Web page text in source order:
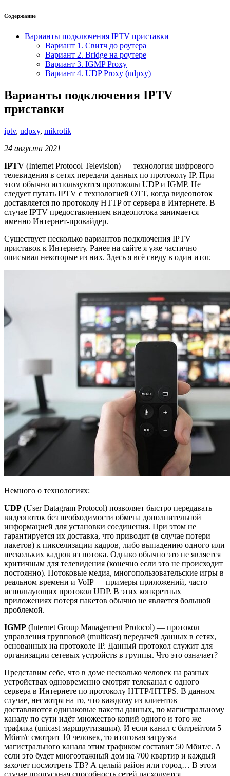
Содержание
Варианты подключения IPTV приставки
Вариант 1. Свитч до роутера
Вариант 2. Bridge на роутере
Вариант 3. IGMP Proxy
Вариант 4. UDP Proxy (udpxy)
Варианты подключения IPTV
приставки
iptv, udpxy, mikrotik
24 августа 2021
IPTV (Internet Protocol Television) — технология цифрового
телевидения в сетях передачи данных по протоколу IP. При
этом обычно используются протоколы UDP и IGMP. Не
следует путать IPTV с технологией OTT, когда видеопоток
доставляется по протоколу HTTP от сервера в Интернете. В
случае IPTV предоставлением видеопотока занимается
именно Интернет-провайдер.
Существует несколько вариантов подключения IPTV
приставок к Интернету. Ранее на сайте я уже частично
описывал некоторые из них. Здесь я всё сведу в один итог.
Немного о технологиях:
UDP (User Datagram Protocol) позволяет быстро передавать
видеопоток без необходимости обмена дополнительной
информацией для установки соединения. При этом не
гарантируется их доставка, что приводит (в случае потери
пакетов) к пикселизации кадров, либо выпадению одного или
нескольких кадров из потока. Однако обычно это не является
критичным для телевидения (конечно если это не происходит
постоянно). Потоковые медиа, многопользовательские игры в
реальном времени и VoIP — примеры приложений, часто
использующих протокол UDP. В этих конкретных
приложениях потеря пакетов обычно не является большой
проблемой.
IGMP (Internet Group Management Protocol) — протокол
управления групповой (multicast) передачей данных в сетях,
основанных на протоколе IP. Данный протокол служит для
организации сетевых устройств в группы. Что это означает?
Представим себе, что в доме несколько человек на разных
устройствах одновременно смотрят телеканал с одного
сервера в Интернете по протоколу HTTP/HTTPS. В данном
случае, несмотря на то, что каждому из клиентов
доставляются одинаковые пакеты данных, по магистральному
каналу по сути идёт множество копий одного и того же
трафика (unicast маршрутизация). И если канал с битрейтом 5
Мбит/с смотрит 10 человек, то итоговая загрузка
магистрального канала этим трафиком составит 50 Мбит/с. А
если это будет многоэтажный дом на 700 квартир и каждый
захочет посмотреть ТВ? А целый район или город… В этом
случае пропускная способность сетей расходуется